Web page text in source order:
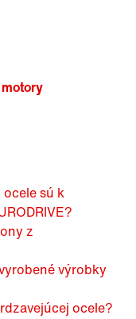
sú k
z
výrobky
ocele?